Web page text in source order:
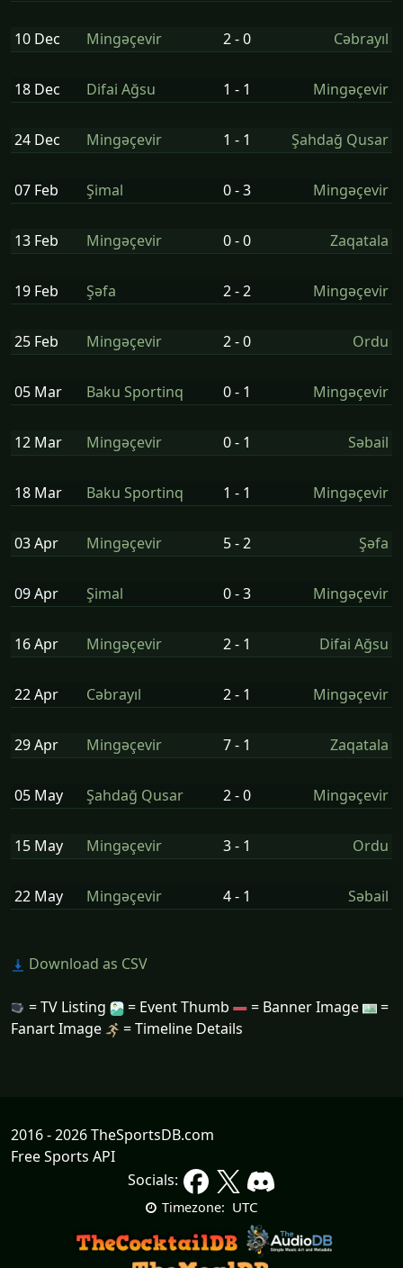
10 Dec Mingəçevir 2 - 0 Cəbrayıl
18 Dec Difai Ağsu 1 - 1 Mingəçevir
24 Dec Mingəçevir 1 - 1 Şahdağ Qusar
07 Feb Şi̇mal 0 - 3 Mingəçevir
13 Feb Mingəçevir 0 - 0 Zaqatala
19 Feb Şəfa 2 - 2 Mingəçevir
25 Feb Mingəçevir 2 - 0 Ordu
05 Mar Baku Sportinq 0 - 1 Mingəçevir
12 Mar Mingəçevir 0 - 1 Səbail
18 Mar Baku Sportinq 1 - 1 Mingəçevir
03 Apr Mingəçevir 5 - 2 Şəfa
09 Apr Şi̇mal 0 - 3 Mingəçevir
16 Apr Mingəçevir 2 - 1 Difai Ağsu
22 Apr Cəbrayıl 2 - 1 Mingəçevir
29 Apr Mingəçevir 7 - 1 Zaqatala
05 May Şahdağ Qusar 2 - 0 Mingəçevir
15 May Mingəçevir 3 - 1 Ordu
22 May Mingəçevir 4 - 1 Səbail
Download as CSV
= TV Listing = Event Thumb = Banner Image
=
Fanart Image
= Timeline Details
2016 - 2026 TheSportsDB.com
Free Sports API
Socials:
Timezone: UTC